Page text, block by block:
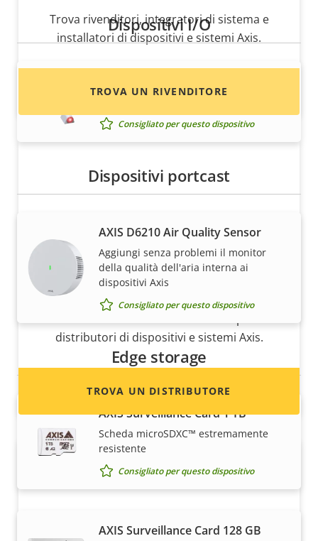
Dispositivi I/O
Consigliato per questo dispositivo
Dispositivi portcast
AXIS D6210 Air Quality Sensor
Aggiungi senza problemi il monitor
della qualità dell'aria interna ai
dispositivi Axis
Consigliato per questo dispositivo
Edge storage
AXIS Surveillance Card 1 TB
Scheda microSDXC™ estremamente
resistente
Consigliato per questo dispositivo
AXIS Surveillance Card 128 GB
Trova rivenditori, integratori di sistema e
installatori di dispositivi e sistemi Axis.
TROVA UN RIVENDITORE
Desideri vendere i dispositivi Axis?
Sei interessato a diventare un rivenditore?
distributori di dispositivi e sistemi Axis.
TROVA UN DISTRIBUTORE